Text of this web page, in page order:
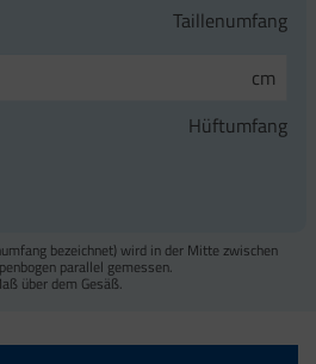
Taillenumfang
cm
Hüftumfang
bezeichnet) wird in der Mitte zwischen
parallel gemessen.
über dem Gesäß.